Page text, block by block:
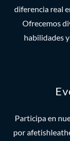
diferencia real
Ofrecemos
habilidades
Participa en
por